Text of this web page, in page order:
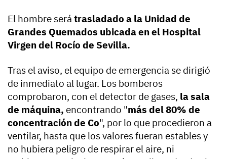
El hombre será trasladado a la Unidad de
Grandes Quemados ubicada en el Hospital
Virgen del Rocío de Sevilla.
Tras el aviso, el equipo de emergencia se dirigió
de inmediato al lugar. Los bomberos
comprobaron, con el detector de gases, la sala
de máquina, encontrando "más del 80% de
concentración de Co", por lo que procedieron a
ventilar, hasta que los valores fueran estables y
no hubiera peligro de respirar el aire, ni